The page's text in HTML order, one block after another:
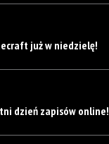
już w niedzielę!
dzień zapisów online!